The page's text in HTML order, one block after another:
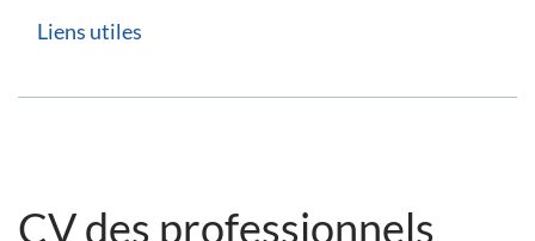
Liens utiles
CV des professionnels